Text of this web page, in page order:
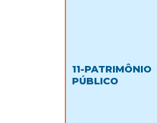
11-PATRIMÔNIO
PÚBLICO